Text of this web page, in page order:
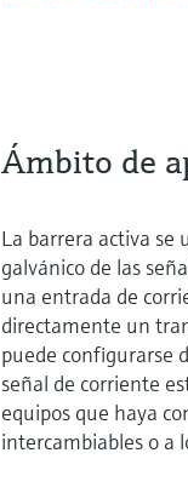
Ámbito de
La barrera activa se
galvánico de las
una entrada de
directamente un
puede configurarse
señal de corriente
equipos que haya
intercambiables o a